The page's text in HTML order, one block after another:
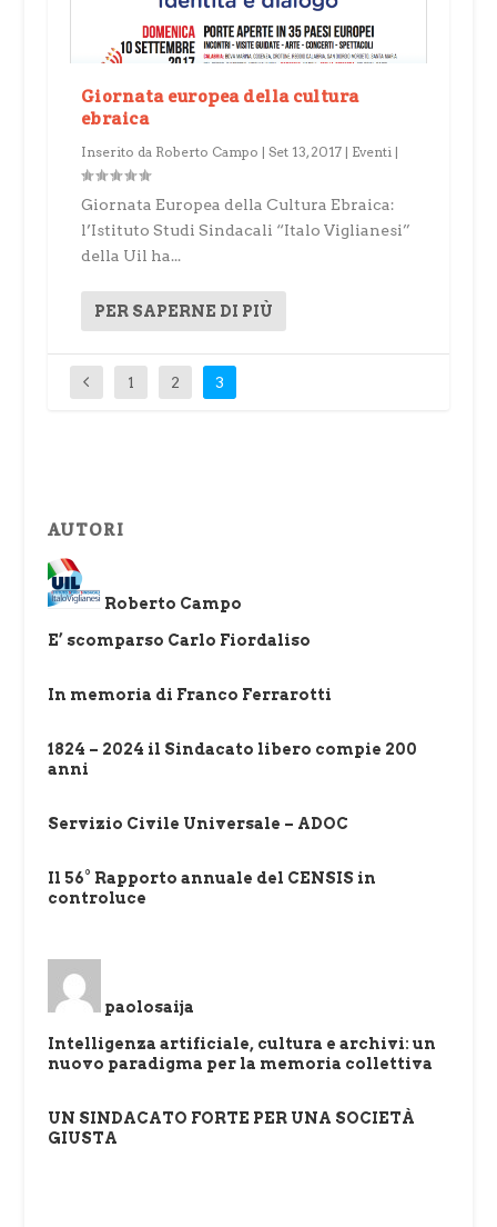
Giornata europea della cultura
ebraica
Inserito da Roberto Campo | Set 13, 2017| Eventi |
Giornata Europea della Cultura Ebraica:
l’Istituto Studi Sindacali “Italo Viglianesi”
della Uil ha...
PER SAPERNE DI PIÙ
1 2 3
AUTORI
Roberto Campo
E’ scomparso Carlo Fiordaliso
In memoria di Franco Ferrarotti
1824 – 2024 il Sindacato libero compie 200
anni
Servizio Civile Universale – ADOC
Il 56° Rapporto annuale del CENSIS in
controluce
paolosaija
Intelligenza artificiale, cultura e archivi: un
nuovo paradigma per la memoria collettiva
UN SINDACATO FORTE PER UNA SOCIETÀ
GIUSTA